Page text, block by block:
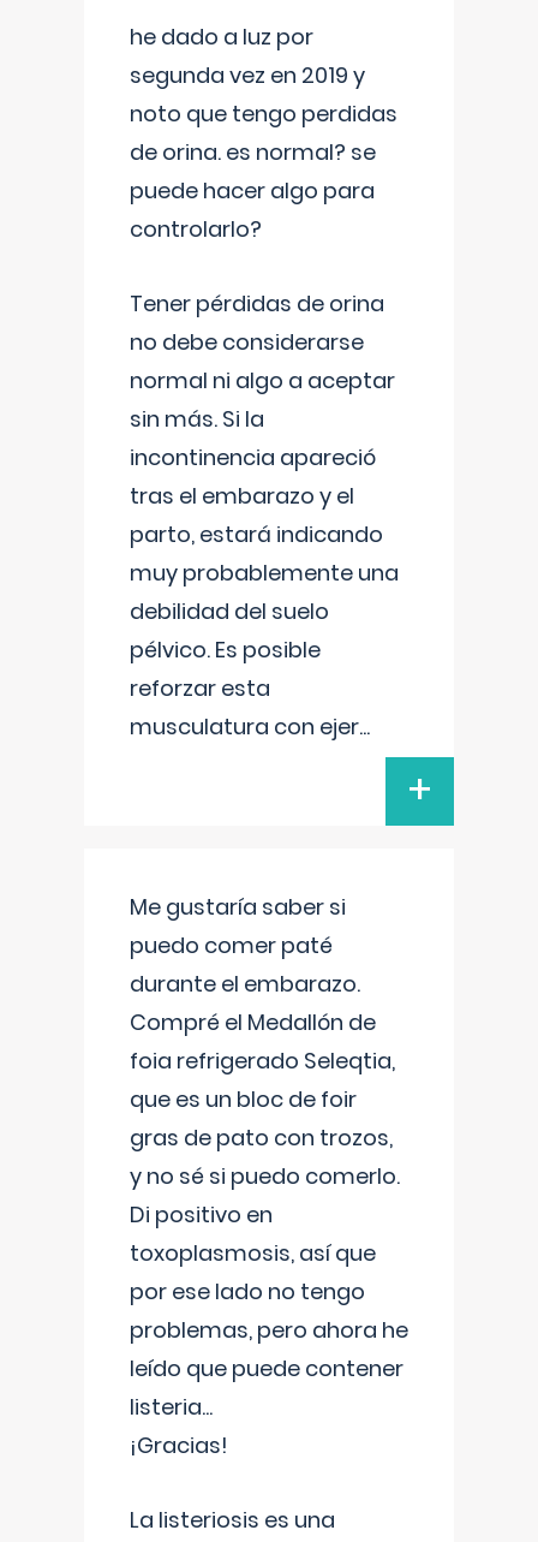
he dado a luz por
segunda vez en 2019 y
noto que tengo perdidas
de orina. es normal? se
puede hacer algo para
controlarlo?
Tener pérdidas de orina
no debe considerarse
normal ni algo a aceptar
sin más. Si la
incontinencia apareció
tras el embarazo y el
parto, estará indicando
muy probablemente una
debilidad del suelo
pélvico. Es posible
reforzar esta
musculatura con ejer...
+
Me gustaría saber si
puedo comer paté
durante el embarazo.
Compré el Medallón de
foia refrigerado Seleqtia,
que es un bloc de foir
gras de pato con trozos,
y no sé si puedo comerlo.
Di positivo en
toxoplasmosis, así que
por ese lado no tengo
problemas, pero ahora he
leído que puede contener
listeria...
¡Gracias!
La listeriosis es una